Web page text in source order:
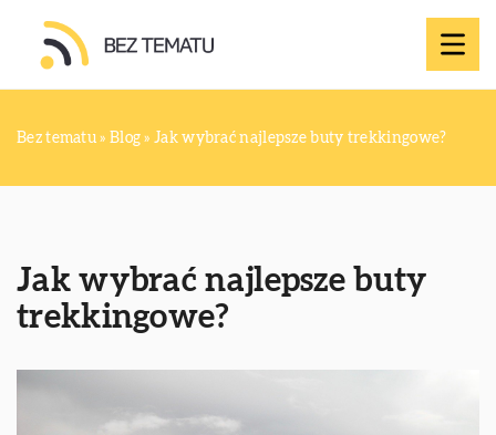
Bez tematu » Blog »Jak wybrać najlepsze buty trekkingowe?
Jak wybrać najlepsze buty
trekkingowe?